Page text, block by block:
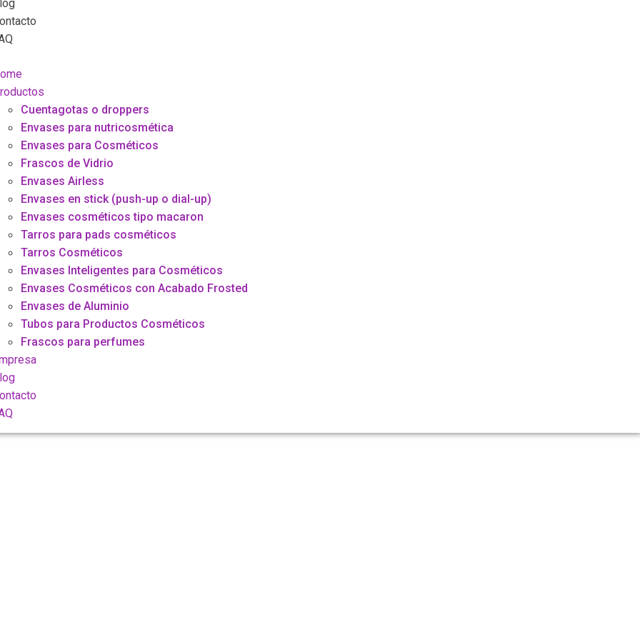
Cuentagotas o droppers
Envases para nutricosmética
Envases para Cosméticos
Frascos de Vidrio
Envases Airless
Envases en stick (push-up o dial-up)
Envases cosméticos tipo macaron
Tarros para pads cosméticos
Tarros Cosméticos
Envases Inteligentes para Cosméticos
Envases Cosméticos con Acabado Frosted
Envases de Aluminio
Tubos para Productos Cosméticos
Frascos para perfumes